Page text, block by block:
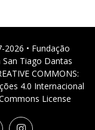
• Fundação
Tiago Dantas
COMMONS:
4.0 Internacional
License